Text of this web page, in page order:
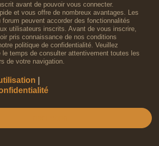
avant de pouvoir vous connecter.
et vous offre de nombreux avantages. Les
forum peuvent accorder des fonctionnalités
utilisateurs inscrits. Avant de vous inscrire,
pris connaissance de nos conditions
politique de confidentialité. Veuillez
le temps de consulter attentivement toutes les
de votre navigation.